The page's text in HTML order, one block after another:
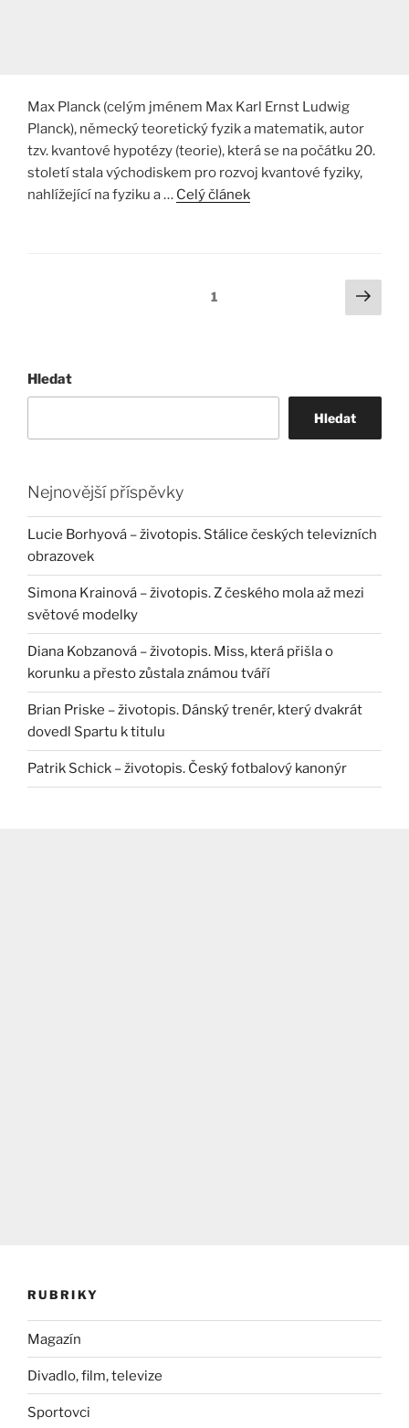
Max Planck (celým jménem Max Karl Ernst Ludwig
Planck), německý teoretický fyzik a matematik, autor
tzv. kvantové hypotézy (teorie), která se na počátku 20.
století stala východiskem pro rozvoj kvantové fyziky,
nahlížející na fyziku a … Celý článek
Stránka:1
Další
Hledat
Hledat
Nejnovější příspěvky
Lucie Borhyová – životopis. Stálice českých televizních
obrazovek
Simona Krainová – životopis. Z českého mola až mezi
světové modelky
Diana Kobzanová – životopis. Miss, která přišla o
korunku a přesto zůstala známou tváří
Brian Priske – životopis. Dánský trenér, který dvakrát
dovedl Spartu k titulu
Patrik Schick – životopis. Český fotbalový kanonýr
RUBRIKY
Magazín
Divadlo, film, televize
Sportovci